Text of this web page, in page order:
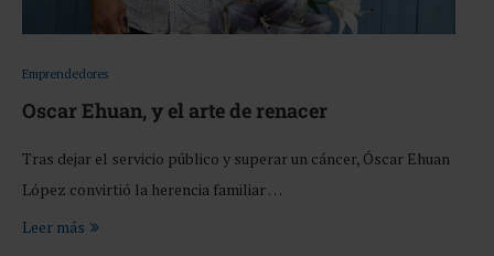
Emprendedores
Oscar Ehuan, y el arte de renacer
Tras dejar el servicio público y superar un cáncer, Óscar Ehuan
López convirtió la herencia familiar …
Leer más